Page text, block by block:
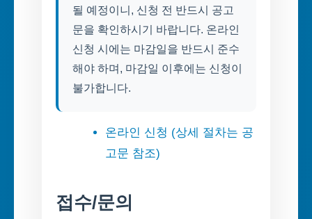
될 예정이니, 신청 전 반드시 공고
문을 확인하시기 바랍니다. 온라인
신청 시에는 마감일을 반드시 준수
해야 하며, 마감일 이후에는 신청이
불가합니다.
온라인 신청 (상세 절차는 공
고문 참조)
접수/문의